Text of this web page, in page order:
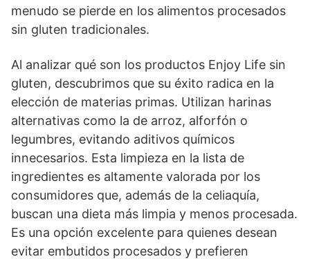
menudo se pierde en los alimentos procesados
sin gluten tradicionales.
Al analizar qué son los productos Enjoy Life sin
gluten, descubrimos que su éxito radica en la
elección de materias primas. Utilizan harinas
alternativas como la de arroz, alforfón o
legumbres, evitando aditivos químicos
innecesarios. Esta limpieza en la lista de
ingredientes es altamente valorada por los
consumidores que, además de la celiaquía,
buscan una dieta más limpia y menos procesada.
Es una opción excelente para quienes desean
evitar embutidos procesados y prefieren